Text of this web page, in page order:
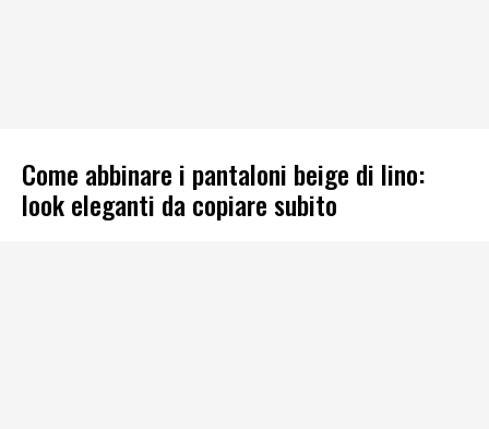
Come abbinare i pantaloni beige di lino:
look eleganti da copiare subito